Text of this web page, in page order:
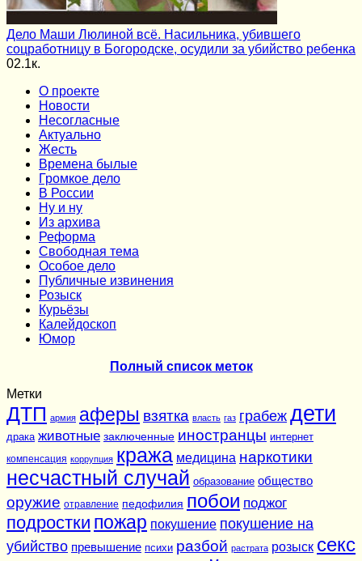
Дело Маши Люлиной всё. Насильника, убившего
соцработницу в Богородске, осудили за убийство ребенка
02.1к.
О проекте
Новости
Несогласные
Актуально
Жесть
Времена былые
Громкое дело
В России
Ну и ну
Из архива
Реформа
Cвободная тема
Особое дело
Публичные извинения
Розыск
Курьёзы
Калейдоскоп
Юмор
Полный список меток
Метки
ДТП армия аферы взятка власть газ грабеж дети
драка животные заключенные иностранцы интернет
компенсация коррупция кража медицина наркотики
несчастный случай образование общество
оружие отравление педофилия побои поджог
подростки пожар покушение покушение на
убийство превышение психи разбой растрата розыск секс